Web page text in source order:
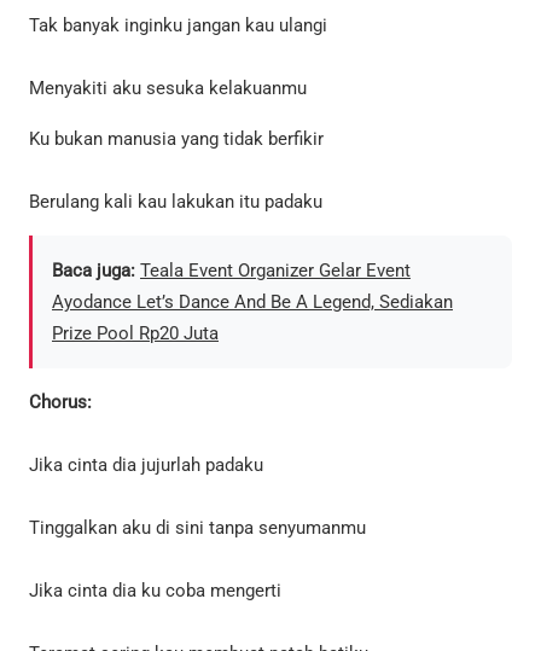
Tak banyak inginku jangan kau ulangi
Menyakiti aku sesuka kelakuanmu
Ku bukan manusia yang tidak berfikir
Berulang kali kau lakukan itu padaku
Baca juga: Teala Event Organizer Gelar Event
Ayodance Let’s Dance And Be A Legend, Sediakan
Prize Pool Rp20 Juta
Chorus:
Jika cinta dia jujurlah padaku
Tinggalkan aku di sini tanpa senyumanmu
Jika cinta dia ku coba mengerti